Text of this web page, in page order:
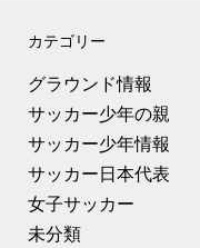
カテゴリー
グラウンド情報
サッカー少年の親
サッカー少年情報
サッカー日本代表
女子サッカー
未分類